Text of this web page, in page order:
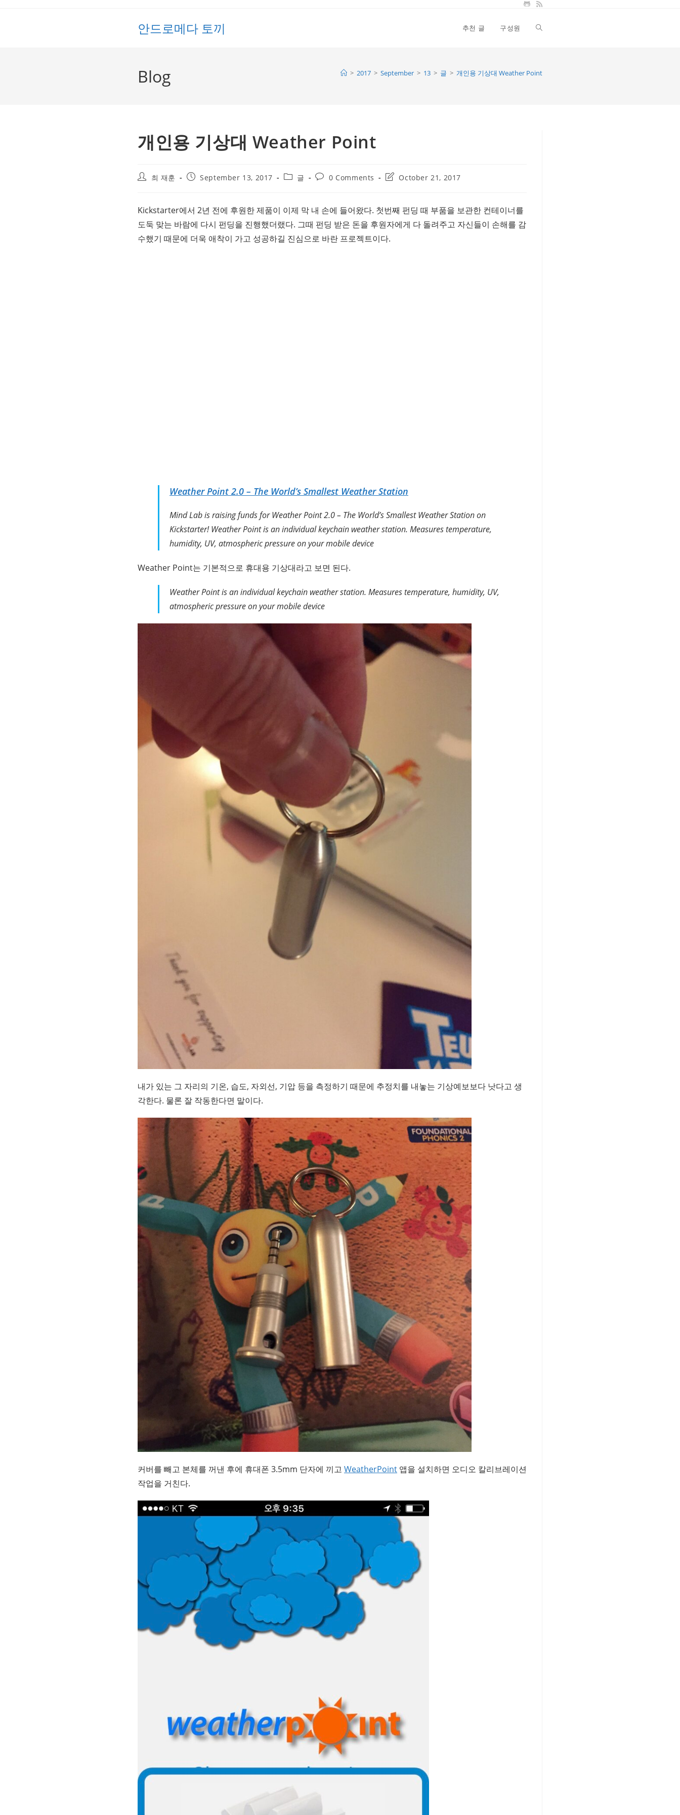
안드로메다 토끼 추천 글 구성원 Toggle
Blog > 2017 > September > 13 > 글 > 개인용 기상대 Weather Point
개인용 기상대 Weather Point
Post최 재훈
PostSeptember 13, 2017
Post글
Post0 Comments
PostOctober 21, 2017
Kickstarter에서 2년 전에 후원한 제품이 이제 막 내 손에 들어왔다. 첫번째 펀딩 때 부품을 보관한 컨테이너를
도둑 맞는 바람에 다시 펀딩을 진행했더랬다. 그때 펀딩 받은 돈을 후원자에게 다 돌려주고 자신들이 손해를 감
수했기 때문에 더욱 애착이 가고 성공하길 진심으로 바란 프로젝트이다.
Weather Point 2.0 – The World’s Smallest Weather Station
Mind Lab is raising funds for Weather Point 2.0 – The World’s Smallest Weather Station on
Kickstarter! Weather Point is an individual keychain weather station. Measures temperature,
humidity, UV, atmospheric pressure on your mobile device
Weather Point는 기본적으로 휴대용 기상대라고 보면 된다.
Weather Point is an individual keychain weather station. Measures temperature, humidity, UV,
atmospheric pressure on your mobile device
내가 있는 그 자리의 기온, 습도, 자외선, 기압 등을 측정하기 때문에 추정치를 내놓는 기상예보보다 낫다고 생
각한다. 물론 잘 작동한다면 말이다.
커버를 빼고 본체를 꺼낸 후에 휴대폰 3.5mm 단자에 끼고 WeatherPoint 앱을 설치하면 오디오 칼리브레이션
작업을 거친다.